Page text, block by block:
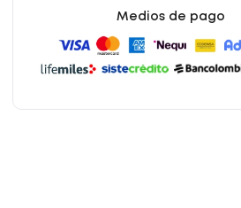
Medios de pago